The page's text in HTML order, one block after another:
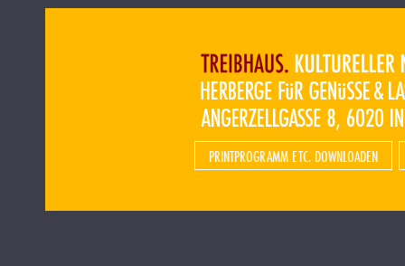
PRINTPROGRAMM ETC. DOWNLOADEN